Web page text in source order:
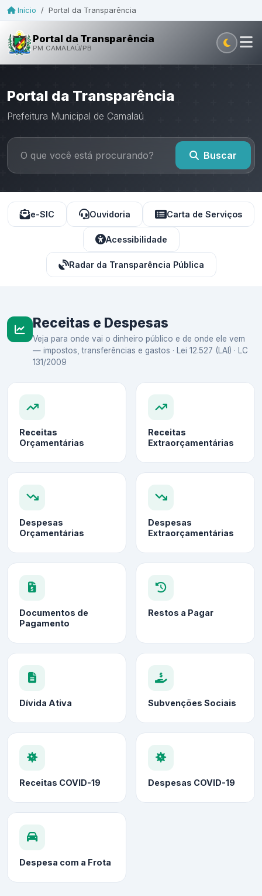
Início / Portal da Transparência
Portal da Transparência
PM CAMALAÚ/PB
Portal da Transparência
Prefeitura Municipal de Camalaú
Buscar
e-SIC Ouvidoria Carta de Serviços
Acessibilidade
Radar da Transparência Pública
Receitas e Despesas
Veja para onde vai o dinheiro público e de onde ele vem
— impostos, transferências e gastos · Lei 12.527 (LAI) · LC
131/2009
Receitas
Orçamentárias
Receitas
Extraorçamentárias
Despesas
Orçamentárias
Despesas
Extraorçamentárias
Documentos de
Pagamento
Restos a Pagar
Dívida Ativa Subvenções Sociais
Receitas COVID-19 Despesas COVID-19
Despesa com a Frota